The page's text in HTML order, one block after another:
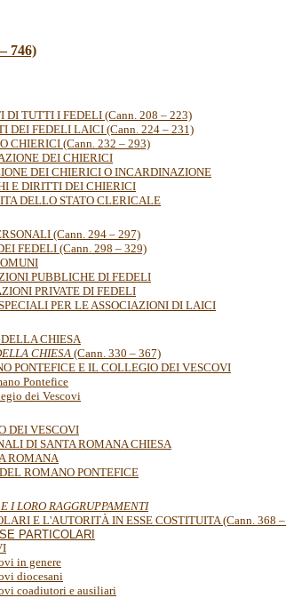
– 746)
TUTTI I FEDELI (Cann. 208 – 223)
DEI FEDELI LAICI (Cann. 224 – 231)
CHIERICI (Cann. 232 – 293)
DEI CHIERICI
DEI CHIERICI O INCARDINAZIONE
E DIRITTI DEI CHIERICI
DELLO STATO CLERICALE
(Cann. 294 – 297)
FEDELI (Cann. 298 – 329)
PUBBLICHE DI FEDELI
PRIVATE DI FEDELI
PER LE ASSOCIAZIONI DI LAICI
CHIESA
CHIESA (Cann. 330 – 367)
PONTEFICE E IL COLLEGIO DEI VESCOVI
Pontefice
dei Vescovi
DEI VESCOVI
DI SANTA ROMANA CHIESA
ROMANA
ROMANO PONTEFICE
I LORO RAGGRUPPAMENTI
E L'AUTORITÀ IN ESSE COSTITUITA (Cann. 368
PARTICOLARI
in genere
diocesani
coadiutori e ausiliari